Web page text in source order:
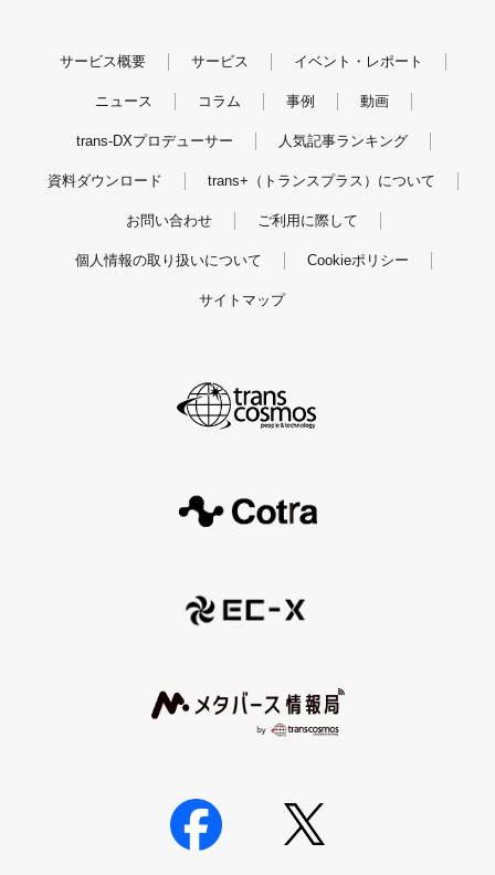
サービス概要 サービス イベント・レポート
ニュース コラム 事例 動画
trans-DXプロデューサー 人気記事ランキング
資料ダウンロード trans+（トランスプラス）について
お問い合わせ ご利用に際して
個人情報の取り扱いについて Cookieポリシー
サイトマップ